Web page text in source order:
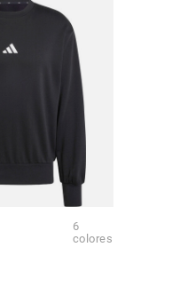
6
colores